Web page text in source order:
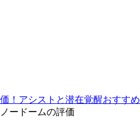
！アシストと潜在覚醒おすすめ
ードームの評価